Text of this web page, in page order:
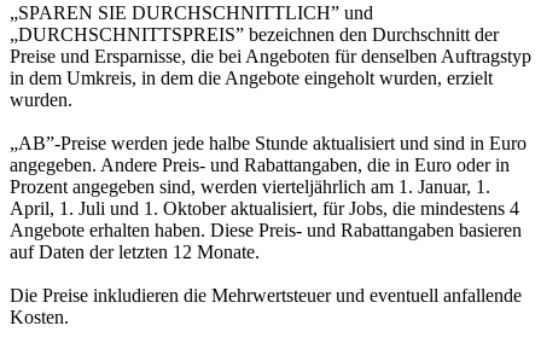
„SPAREN SIE DURCHSCHNITTLICH” und
„DURCHSCHNITTSPREIS” bezeichnen den Durchschnitt der
Preise und Ersparnisse, die bei Angeboten für denselben Auftragstyp
in dem Umkreis, in dem die Angebote eingeholt wurden, erzielt
wurden.
„AB”-Preise werden jede halbe Stunde aktualisiert und sind in Euro
angegeben. Andere Preis- und Rabattangaben, die in Euro oder in
Prozent angegeben sind, werden vierteljährlich am 1. Januar, 1.
April, 1. Juli und 1. Oktober aktualisiert, für Jobs, die mindestens 4
Angebote erhalten haben. Diese Preis- und Rabattangaben basieren
auf Daten der letzten 12 Monate.
Die Preise inkludieren die Mehrwertsteuer und eventuell anfallende
Kosten.